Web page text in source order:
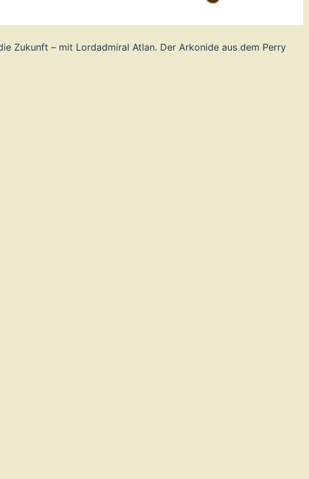
Zukunft – mit Lordadmiral Atlan. Der Arkonide aus dem Perry